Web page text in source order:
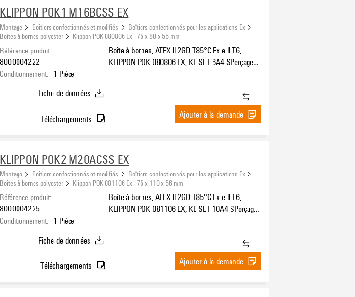
KLIPPON POK1 M16BCSS EX
Montage Boîtiers confectionnés et modifiés
Boîtiers confectionnés pour les applications Ex
Boîtes à bornes polyester
Klippon POK 080806 Ex - 75 x 80 x 55 mm
Référence produit:
8000004222
Conditionnement: 1 Pièce
Boîte à bornes, ATEX ll 2GD T85°C Ex e ll T6,
KLIPPON POK 080806 EX, KL SET 6A4 SPerçages
Fiche de données
Téléchargements Ajouter à la demande
KLIPPON POK2 M20ACSS EX
Montage Boîtiers confectionnés et modifiés
Boîtiers confectionnés pour les applications Ex
Boîtes à bornes polyester
Klippon POK 081106 Ex - 75 x 110 x 56 mm
Référence produit:
8000004225
Conditionnement: 1 Pièce
Boîte à bornes, ATEX ll 2GD T85°C Ex e ll T6,
KLIPPON POK 081106 EX, KL SET 10A4 SPerçages
Fiche de données
Téléchargements Ajouter à la demande